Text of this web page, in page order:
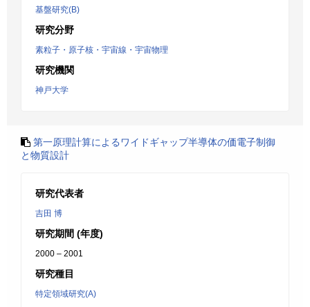
基盤研究(B)
研究分野
素粒子・原子核・宇宙線・宇宙物理
研究機関
神戸大学
第一原理計算によるワイドギャップ半導体の価電子制御
と物質設計
研究代表者
吉田 博
研究期間 (年度)
2000 – 2001
研究種目
特定領域研究(A)